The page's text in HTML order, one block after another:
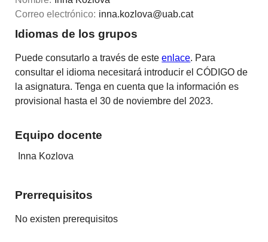
Correo electrónico: inna.kozlova@uab.cat
Idiomas de los grupos
Puede consutarlo a través de esteenlace. Para
consultar el idioma necesitará introducir el CÓDIGO de
la asignatura. Tenga en cuenta que la información es
provisional hasta el 30 de noviembre del 2023.
Equipo docente
Inna Kozlova
Prerrequisitos
No existen prerequisitos